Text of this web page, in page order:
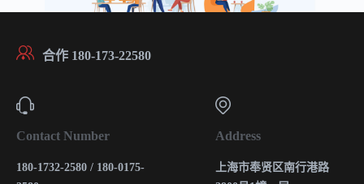
合作 180-173-22580
Contact Number
180-1732-2580 / 180-0175-
Address
上海市奉贤区南行港路